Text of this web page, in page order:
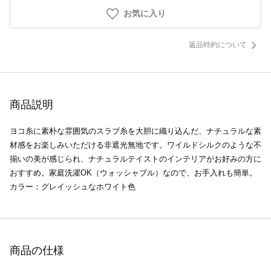
お気に入り
返品特約について
商品説明
ヨコ糸に素朴な雰囲気のスラブ糸を大胆に織り込んだ、ナチュラルな素
材感をお楽しみいただける非遮光無地です。ワイルドシルクのような不
揃いの美が感じられ、ナチュラルテイストのインテリアがお好みの方に
おすすめ。家庭洗濯OK（ウォッシャブル）なので、お手入れも簡単。
カラー：グレイッシュなホワイト色
商品の仕様